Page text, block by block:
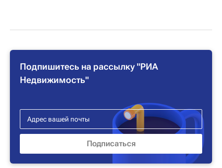
Подпишитесь на рассылку "РИА
Недвижимость"